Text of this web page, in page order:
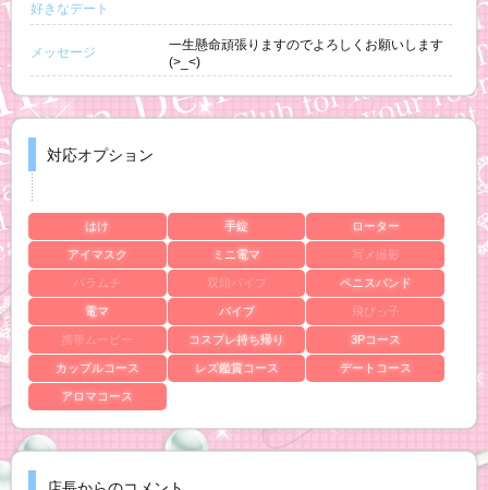
好きなデート
メッセージ
一生懸命頑張りますのでよろしくお願いします
(>_<)
対応オプション
はけ 手錠 ローター
アイマスク ミニ電マ 写メ撮影
バラムチ 双頭バイブ ペニスバンド
電マ バイブ 飛びっ子
携帯ムービー コスプレ持ち帰り 3Pコース
カップルコース レズ鑑賞コース デートコース
アロマコース